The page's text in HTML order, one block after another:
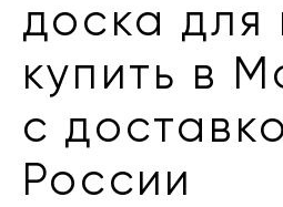
доска для
купить в
с
России